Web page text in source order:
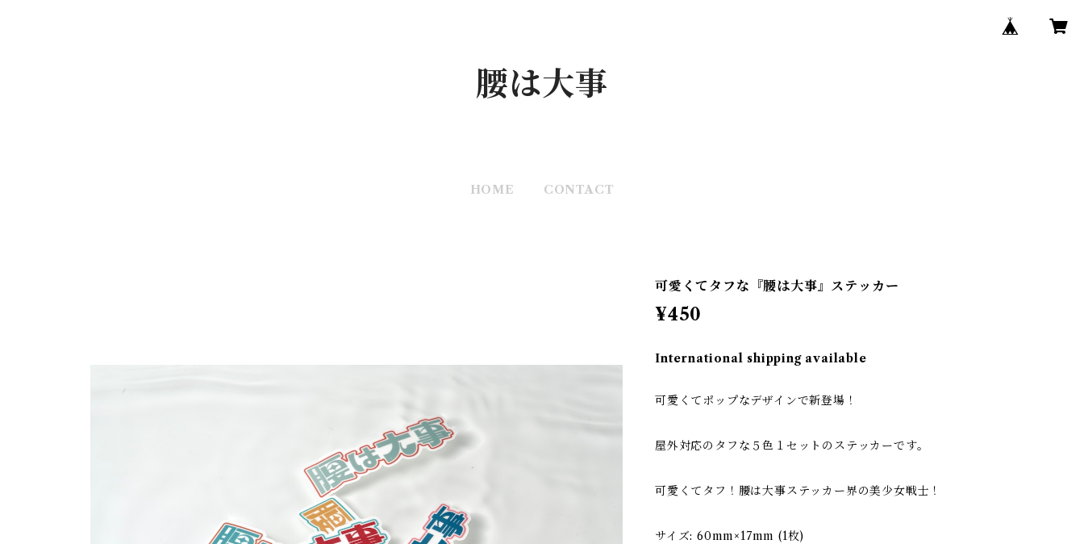
腰は大事
HOME CONTACT
可愛くてタフな『腰は大事』ステッカー
¥450
International shipping available
可愛くてポップなデザインで新登場！
屋外対応のタフな５色１セットのステッカーです。
可愛くてタフ！腰は大事ステッカー界の美少女戦士！
サイズ: 60mm×17mm (1枚)